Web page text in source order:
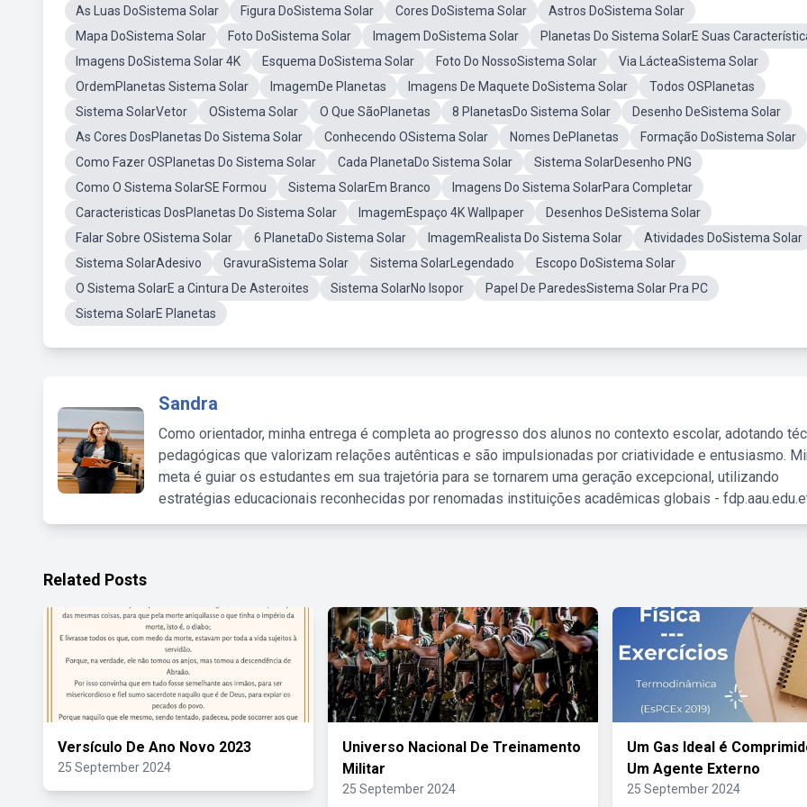
As Luas DoSistema Solar Figura DoSistema Solar Cores DoSistema Solar
Astros DoSistema Solar
Mapa DoSistema Solar
Foto DoSistema Solar Imagem DoSistema Solar
Planetas Do Sistema SolarE Suas
Imagens DoSistema Solar 4K
Esquema DoSistema Solar Foto Do NossoSistema Solar
Via LácteaSistema Solar
OrdemPlanetas Sistema Solar
ImagemDe Planetas Imagens De Maquete DoSistema Solar
Todos OSPlanetas
Sistema SolarVetor
OSistema Solar O Que SãoPlanetas 8 PlanetasDo Sistema Solar
Desenho DeSistema Solar
As Cores DosPlanetas Do Sistema Solar
Conhecendo OSistema Solar Nomes DePlanetas
Formação DoSistema Solar
Como Fazer OSPlanetas Do Sistema Solar
Cada PlanetaDo Sistema Solar
Sistema SolarDesenho PNG
Como O Sistema SolarSE Formou
Sistema SolarEm Branco
Imagens Do Sistema SolarPara Completar
Caracteristicas DosPlanetas Do Sistema Solar
ImagemEspaço 4K Wallpaper
Desenhos DeSistema Solar
Falar Sobre OSistema Solar
6 PlanetaDo Sistema Solar ImagemRealista Do Sistema Solar
Atividades DoSistema Solar
Sistema SolarAdesivo
GravuraSistema Solar Sistema SolarLegendado
Escopo DoSistema Solar
O Sistema SolarE a Cintura De Asteroites
Sistema SolarNo Isopor
Papel De ParedesSistema Solar Pra PC
Sistema SolarE Planetas
Sandra
Como orientador, minha entrega é completa ao progresso dos alunos no contexto escolar, adotando
pedagógicas que valorizam relações autênticas e são impulsionadas por criatividade e entusiasmo.
meta é guiar os estudantes em sua trajetória para se tornarem uma geração excepcional, utilizando
estratégias educacionais reconhecidas por renomadas instituições acadêmicas globais -
Related Posts
Versículo De Ano Novo 2023
25 September 2024
Universo Nacional De Treinamento
Militar
25 September 2024
Um Gas Ideal é
Um Agente Externo
25 September 2024